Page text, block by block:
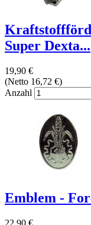
Super Dexta...
19,90 €
(Netto 16,72 €)
Anzahl
Emblem -
22,90 €